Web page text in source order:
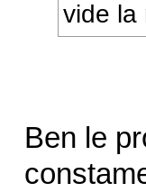
vide
Ben le